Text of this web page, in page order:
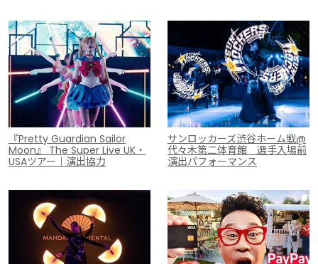
『Pretty Guardian Sailor
Moon』 The Super Live UK・
USAツアー｜演出協力
サンロッカーズ渋谷ホーム戦@
代々木第二体育館 選手入場前
演出パフォーマンス